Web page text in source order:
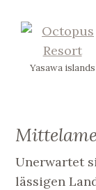
Yasawa islands
Unerwartet
lässigen